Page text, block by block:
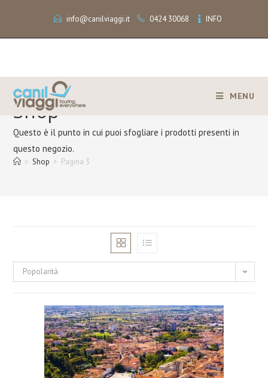
info@canilviaggi.it 0424 30068 INFO
MENU
Shop
Questo è il punto in cui puoi sfogliare i prodotti presenti in
questo negozio.
> Shop > Pagina 3
Popolarità